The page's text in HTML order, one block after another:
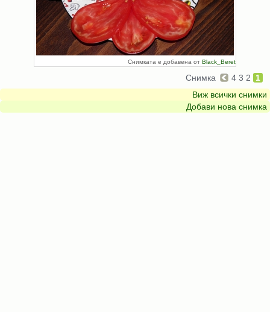
Снимката е добавена от Black_Beret
Снимка 4 3 2
1
Виж всички снимки
Добави нова снимка